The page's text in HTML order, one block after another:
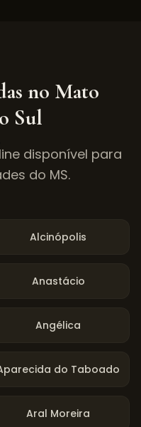
no Mato
Sul
disponível para
do MS.
Alcinópolis
Anastácio
Angélica
do Taboado
Aral Moreira